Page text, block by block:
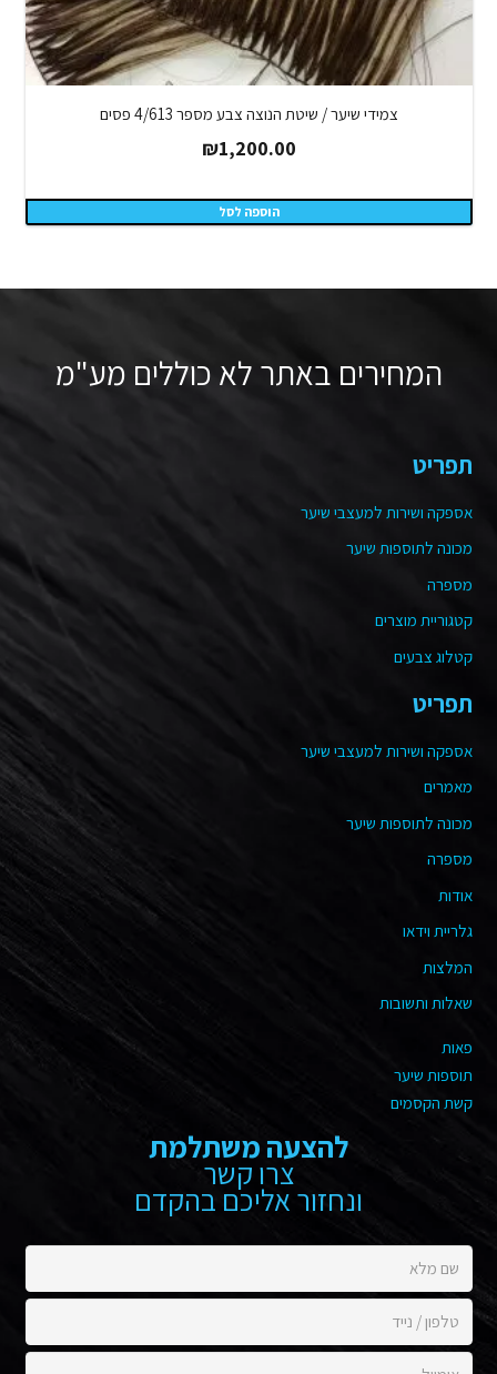
צמידי שיער / שיטת הנוצה צבע מספר 4/613 פסים
₪1,200.00
הוספה לסל
המחירים באתר לא כוללים מע"מ
תפריט
אספקה ושירות למעצבי שיער
מכונה לתוספות שיער
מספרה
קטגוריית מוצרים
קטלוג צבעים
תפריט
אספקה ושירות למעצבי שיער
מאמרים
מכונה לתוספות שיער
מספרה
אודות
גלריית וידאו
המלצות
שאלות ותשובות
פאות
תוספות שיער
קשת הקסמים
להצעה משתלמת
צרו קשר
ונחזור אליכם בהקדם